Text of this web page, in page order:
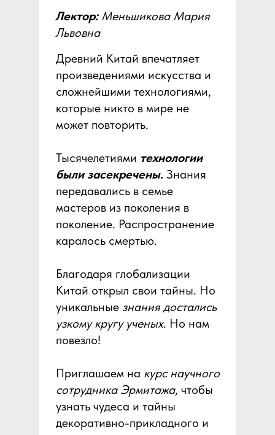
Лектор: Меньшикова Мария
Львовна
Древний Китай впечатляет
произведениями искусства и
сложнейшими технологиями,
которые никто в мире не
может повторить.
Тысячелетиями технологии
были засекречены. Знания
передавались в семье
мастеров из поколения в
поколение. Распространение
каралось смертью.
Благодаря глобализации
Китай открыл свои тайны. Но
уникальные знания достались
узкому кругу ученых. Но нам
повезло!
Приглашаем на курс научного
сотрудника Эрмитажа, чтобы
узнать чудеса и тайны
декоративно-прикладного и